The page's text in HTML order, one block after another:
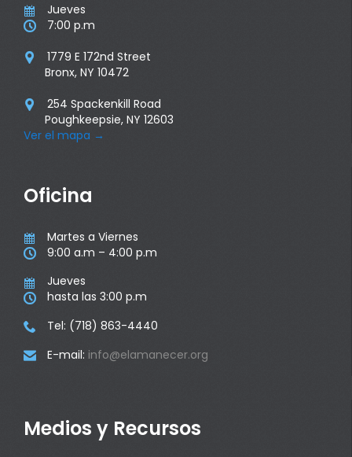
 Jueves
 7:00 p.m

1779 E 172nd Street
Bronx, NY 10472

254 Spackenkill Road
Poughkeepsie, NY 12603
Ver el mapa →
Oficina
 Martes a Viernes
 9:00 a.m – 4:00 p.m
 Jueves
 hasta las 3:00 p.m
 Tel: (718) 863-4440
 E-mail: info@elamanecer.org
Medios y Recursos